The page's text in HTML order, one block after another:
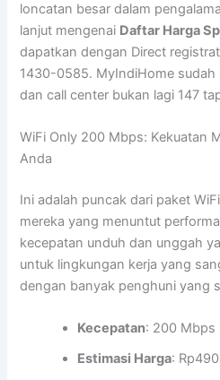
loncatan besar dalam
lanjut mengenai Daftar Harga
dapatkan dengan Direct
1430-0585. MyIndiHome sudah
dan call center bukan lagi 147
WiFi Only 200 Mbps: Kekuatan
Anda
Ini adalah puncak dari paket
mereka yang menuntut
kecepatan unduh dan unggah
untuk lingkungan kerja yang
dengan banyak penghuni yang
Kecepatan: 200 Mbps
Estimasi Harga: